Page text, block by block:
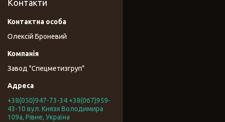
Контакти
Олексій Броневий
Завод "Спецметизгруп"
+38(050)947-73-34 +38(067)959-
43-10 вул. Князя Володимира
109а, Рівне, Україна